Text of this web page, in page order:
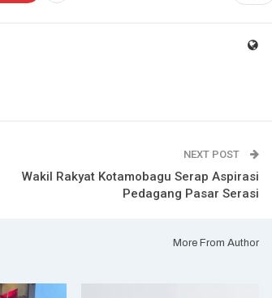
NEXT POST
Wakil Rakyat Kotamobagu Serap Aspirasi
Pedagang Pasar Serasi
More From Author